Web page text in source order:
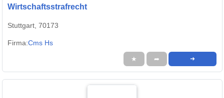
Wirtschaftsstrafrecht
Stuttgart, 70173
Firma:Cms Hs
★ ➦ ➜